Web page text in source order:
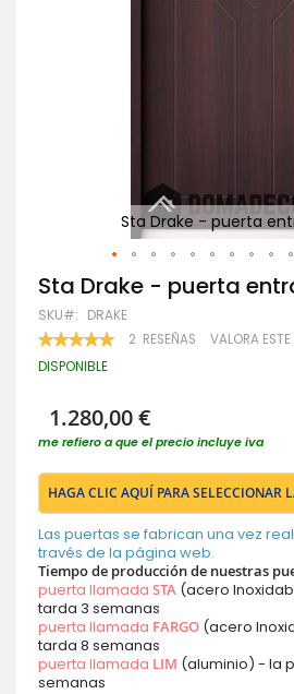
Sta Drake - puerta
Saltar
al
comienzo
de
la
galería
imágenes
Sta Drake - puerta
SKU DRAKE
VALORACIÓN:
100 100
2 RESEÑAS VALORA
DISPONIBLE
1.280,00 €
me refiero a que el precio incluye iva
HAGA CLIC AQUÍ PARA SELECCIONAR
Las puertas se fabrican una vez
través de la página web.
Tiempo de producción de nuestras
puerta llamada STA (acero
tarda 3 semanas
puerta llamada FARGO (acero
tarda 8 semanas
puerta llamada LIM (aluminio) - la
semanas